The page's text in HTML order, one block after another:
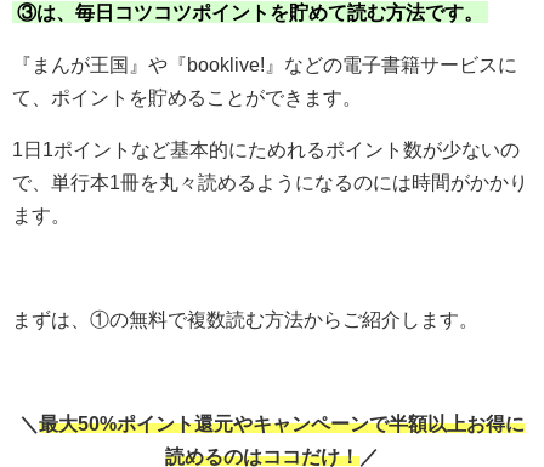
③は、毎日コツコツポイントを貯めて読む方法です。
『まんが王国』や『booklive!』などの電子書籍サービスに
て、ポイントを貯めることができます。
1日1ポイントなど基本的にためれるポイント数が少ないの
で、単行本1冊を丸々読めるようになるのには時間がかかり
ます。
まずは、①の無料で複数読む方法からご紹介します。
＼ 最大50%ポイント還元やキャンペーンで半額以上お得に
読めるのはココだけ！ ／